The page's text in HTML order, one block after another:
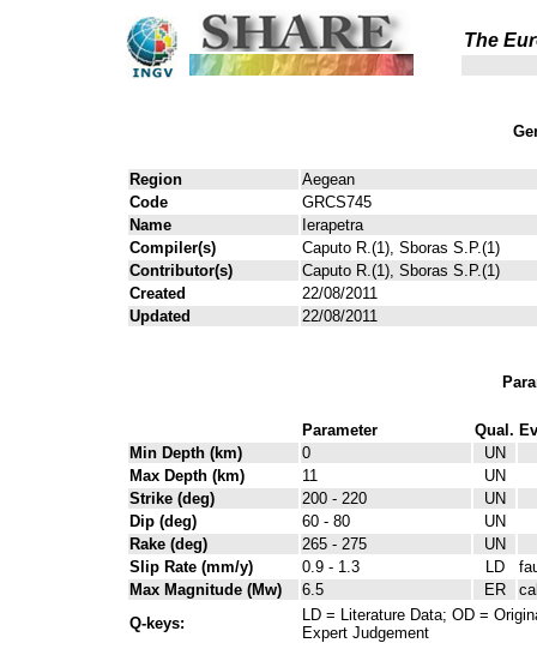
The
Region
Aegean
Code
GRCS745
Name
Ierapetra
Compiler(s)
Caputo R.(1), Sboras S.P.(1)
Contributor(s)
Caputo R.(1), Sboras S.P.(1)
Created
22/08/2011
Updated
22/08/2011
Parameter Qual.
Min Depth (km)
0
UN
Max Depth (km)
11
UN
Strike (deg)
200 - 220
UN
Dip (deg)
60 - 80
UN
Rake (deg)
265 - 275
UN
Slip Rate (mm/y)
0.9 - 1.3 LD
Max Magnitude (Mw)
6.5 ER
Q-keys:
LD = Literature Data; OD =
Expert Judgement